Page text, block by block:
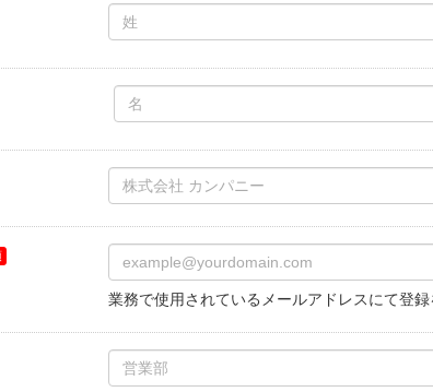
業務で使用されているメールアドレスにて登録